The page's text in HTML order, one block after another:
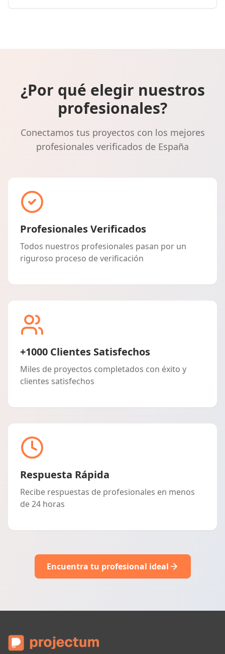
¿Por qué elegir nuestros
profesionales?
Conectamos tus proyectos con los mejores
profesionales verificados de España
Profesionales Verificados
Todos nuestros profesionales pasan por un
riguroso proceso de verificación
+1000 Clientes Satisfechos
Miles de proyectos completados con éxito y
clientes satisfechos
Respuesta Rápida
Recibe respuestas de profesionales en menos
de 24 horas
Encuentra tu profesional ideal